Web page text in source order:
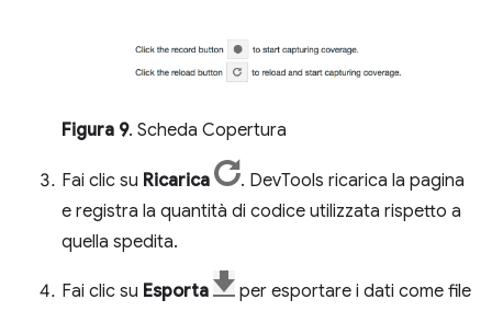
Figura 9. Scheda Copertura
Fai clic su Ricarica
. DevTools ricarica la pagina
e registra la quantità di codice utilizzata rispetto a
quella spedita.
Fai clic su Esporta
per esportare i dati come file